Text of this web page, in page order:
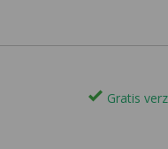
Gratis